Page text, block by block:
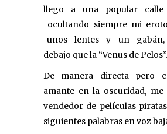
llego a una popular calle
ocultando siempre mi
unos lentes y un gabán,
debajo que la “Venus de Pelos”.
De manera directa pero
amante en la oscuridad,
vendedor de películas
siguientes palabras en voz